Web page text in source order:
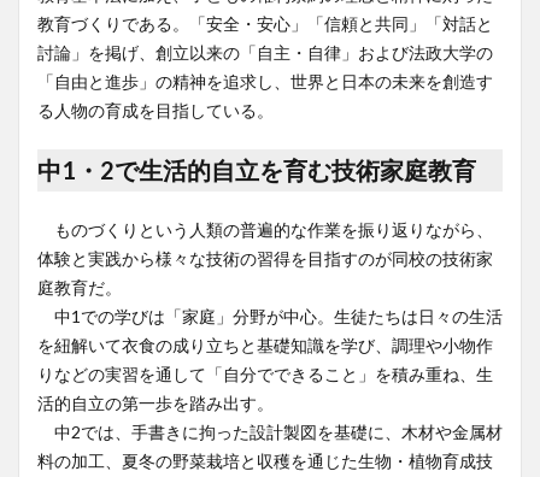
教育づくりである。「安全・安心」「信頼と共同」「対話と
討論」を掲げ、創立以来の「自主・自律」および法政大学の
「自由と進歩」の精神を追求し、世界と日本の未来を創造す
る人物の育成を目指している。
中1・2で生活的自立を育む技術家庭教育
ものづくりという人類の普遍的な作業を振り返りながら、
体験と実践から様々な技術の習得を目指すのが同校の技術家
庭教育だ。
中1での学びは「家庭」分野が中心。生徒たちは日々の生活
を紐解いて衣食の成り立ちと基礎知識を学び、調理や小物作
りなどの実習を通して「自分でできること」を積み重ね、生
活的自立の第一歩を踏み出す。
中2では、手書きに拘った設計製図を基礎に、木材や金属材
料の加工、夏冬の野菜栽培と収穫を通じた生物・植物育成技